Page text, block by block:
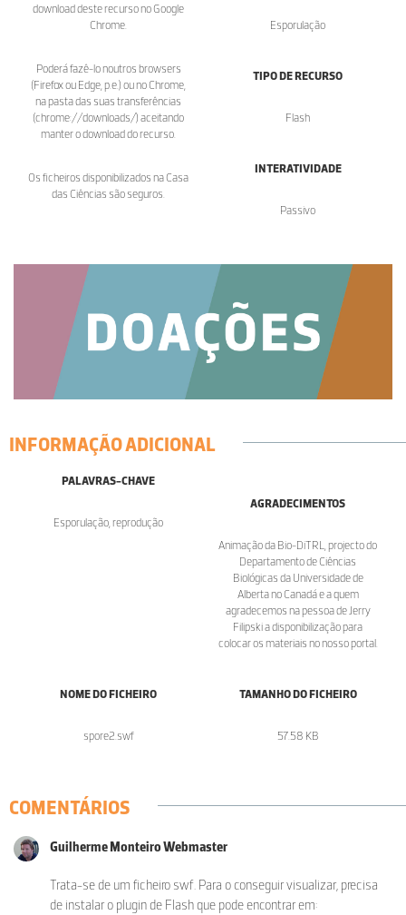
download deste recurso no Google
Chrome.
Poderá fazê-lo noutros browsers
(Firefox ou Edge, p.e.) ou no Chrome,
na pasta das suas transferências
(chrome://downloads/) aceitando
manter o download do recurso.
Os ficheiros disponibilizados na Casa
das Ciências são seguros.
Esporulação
TIPO DE RECURSO
Flash
INTERATIVIDADE
Passivo
INFORMAÇÃO ADICIONAL
PALAVRAS-CHAVE
Esporulação, reprodução
AGRADECIMENTOS
Animação da Bio-DiTRL, projecto do
Departamento de Ciências
Biológicas da Universidade de
Alberta no Canadá e a quem
agradecemos na pessoa de Jerry
Filipski a disponibilização para
colocar os materiais no nosso portal.
NOME DO FICHEIRO
spore2.swf
TAMANHO DO FICHEIRO
57.58 KB
COMENTÁRIOS
Guilherme Monteiro Webmaster
Trata-se de um ficheiro swf. Para o conseguir visualizar, precisa
de instalar o plugin de Flash que pode encontrar em: